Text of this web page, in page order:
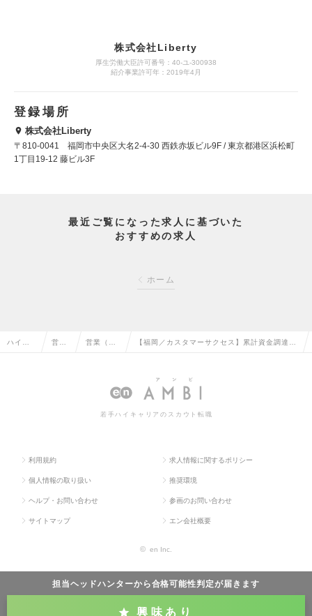
株式会社Liberty
厚生労働大臣許可番号：40-ユ-300938
紹介事業許可年：2019年4月
登録場所
株式会社Liberty
〒810-0041 福岡市中央区大名2-4-30 西鉄赤坂ビル9F / 東京都港区浜松町
1丁目19-12 藤ビル3F
最近ご覧になった求人に基づいた
おすすめの求人
ホーム
担当ヘッドハンターから合格可能性判定が届きます
興味あり
ハイク 営業 営業（法 【福岡／カスタマーサクセス】累計資金調達40
勤務可の求人情報
若手ハイキャリアのスカウト転職
利用規約 求人情報に関するポリシー
個人情報の取り扱い 推奨環境
ヘルプ・お問い合わせ 参画のお問い合わせ
サイトマップ エン会社概要
© en Inc.